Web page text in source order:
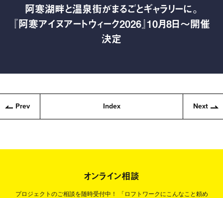
阿寒湖畔と温泉街がまるごとギャラリーに。
『阿寒アイヌアートウィーク2026』10月8日〜開催
決定
Prev Index Next
オンライン相談
プロジェクトのご相談を随時受付中！
「ロフトワークにこんなこと頼め